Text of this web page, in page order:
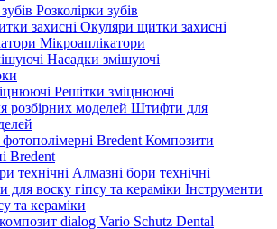
Розколірки зубів
Окуляри щитки захисні
Мікроаплікатори
Насадки змішуючі
Решітки зміцнюючі
Штифти для
Композити
Bredent
Алмазні бори технічні
Інструменти
та кераміки